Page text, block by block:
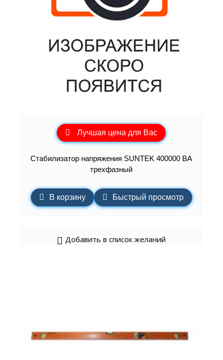
Лучшая цена для Вас
Стабилизатор напряжения SUNTEK 400000 ВА
трехфазный
В корзину Быстрый просмотр
Добавить в список желаний